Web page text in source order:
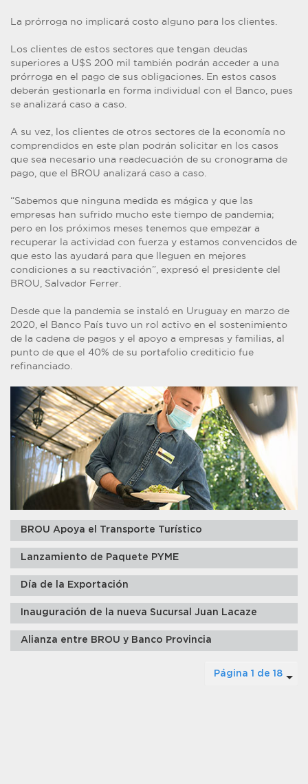
La prórroga no implicará costo alguno para los clientes.
Los clientes de estos sectores que tengan deudas
superiores a U$S 200 mil también podrán acceder a una
prórroga en el pago de sus obligaciones. En estos casos
deberán gestionarla en forma individual con el Banco, pues
se analizará caso a caso.
A su vez, los clientes de otros sectores de la economía no
comprendidos en este plan podrán solicitar en los casos
que sea necesario una readecuación de su cronograma de
pago, que el BROU analizará caso a caso.
“Sabemos que ninguna medida es mágica y que las
empresas han sufrido mucho este tiempo de pandemia;
pero en los próximos meses tenemos que empezar a
recuperar la actividad con fuerza y estamos convencidos de
que esto las ayudará para que lleguen en mejores
condiciones a su reactivación”, expresó el presidente del
BROU, Salvador Ferrer.
Desde que la pandemia se instaló en Uruguay en marzo de
2020, el Banco País tuvo un rol activo en el sostenimiento
de la cadena de pagos y el apoyo a empresas y familias, al
punto de que el 40% de su portafolio crediticio fue
refinanciado.
BROU Apoya el Transporte Turístico
Lanzamiento de Paquete PYME
Día de la Exportación
Inauguración de la nueva Sucursal Juan Lacaze
Alianza entre BROU y Banco Provincia
Página 1 de 18